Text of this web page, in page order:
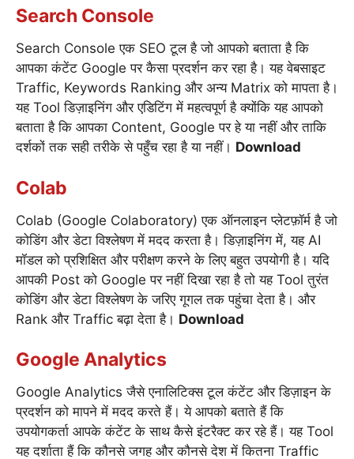
Search Console
Search Console एक SEO टूल है जो आपको बताता है कि
आपका कंटेंट Google पर कैसा प्रदर्शन कर रहा है। यह वेबसाइट
Traffic, Keywords Ranking और अन्य Matrix को मापता है।
यह Tool डिज़ाइनिंग और एडिटिंग में महत्वपूर्ण है क्योंकि यह आपको
बताता है कि आपका Content, Google पर हे या नहीं और ताकि
दर्शकों तक सही तरीके से पहुँच रहा है या नहीं। Download
Colab
Colab (Google Colaboratory) एक ऑनलाइन प्लेटफ़ॉर्म है जो
कोडिंग और डेटा विश्लेषण में मदद करता है। डिज़ाइनिंग में, यह AI
मॉडल को प्रशिक्षित और परीक्षण करने के लिए बहुत उपयोगी है। यदि
आपकी Post को Google पर नहीं दिखा रहा है तो यह Tool तुरंत
कोडिंग और डेटा विश्लेषण के जरिए गूगल तक पहुंचा देता है। और
Rank और Traffic बढ़ा देता है। Download
Google Analytics
Google Analytics जैसे एनालिटिक्स टूल कंटेंट और डिज़ाइन के
प्रदर्शन को मापने में मदद करते हैं। ये आपको बताते हैं कि
उपयोगकर्ता आपके कंटेंट के साथ कैसे इंटरैक्ट कर रहे हैं। यह Tool
यह दर्शाता हैं कि कौनसे जगह और कौनसे देश में कितना Traffic